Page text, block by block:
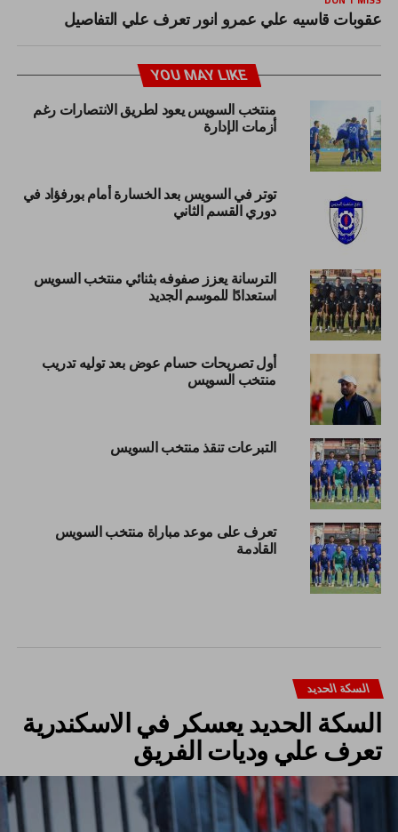
عقوبات قاسيه علي عمرو انور تعرف علي التفاصيل
YOU MAY LIKE
منتخب السويس يعود لطريق الانتصارات رغم
أزمات الإدارة
توتر في السويس بعد الخسارة أمام بورفؤاد في
دوري القسم الثاني
الترسانة يعزز صفوفه بثنائي منتخب السويس
استعدادًا للموسم الجديد
أول تصريحات حسام عوض بعد توليه تدريب
منتخب السويس
التبرعات تنقذ منتخب السويس
تعرف على موعد مباراة منتخب السويس
القادمة
السكة الحديد
السكة الحديد يعسكر في الاسكندرية
تعرف علي وديات الفريق